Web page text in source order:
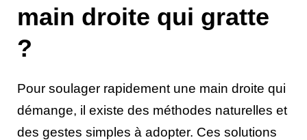
main droite qui gratte
?
Pour soulager rapidement une main droite qui
démange, il existe des méthodes naturelles et
des gestes simples à adopter. Ces solutions